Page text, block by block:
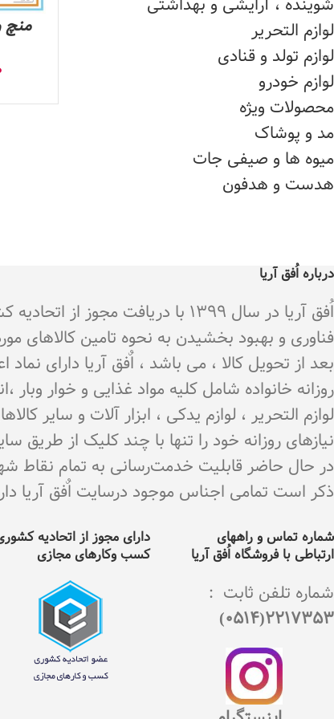
لوازم التحریر
لوازم تولد و قنادی
لوازم خودرو
محصولات ویژه
مد و پوشاک
میوه ها و صیفی جات
هدست و هدفون
منچ
درباره اُفق آریا
اُفق آریا در سال 1399 با
فناوری و بهبود بخشیدن به نحوه تامین کالاهای
بعد از تحویل کالا ، می باشد ، اٌفق آریا دارای
روزانه خانواده شامل کلیه مواد غذایی و خوار
لوازم التحریر ، لوازم یدکی ، ابزار آلات و
نیازهای روزانه خود را تنها با چند کلیک از
در حال حاضر قابلیت خدمت‌رسانی به تمام نقاط
ذکر است تمامی اجناس موجود درسایت اٌفق آریا دارای
شماره تماس و راههای
ارتباطی با فروشگاه اُفق آریا
شماره تلفن ثابت :
2217353(0514)
دارای مجوز از اتحادیه
کسب وکارهای مجازی